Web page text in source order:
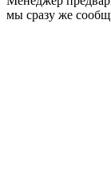
мы сразу же